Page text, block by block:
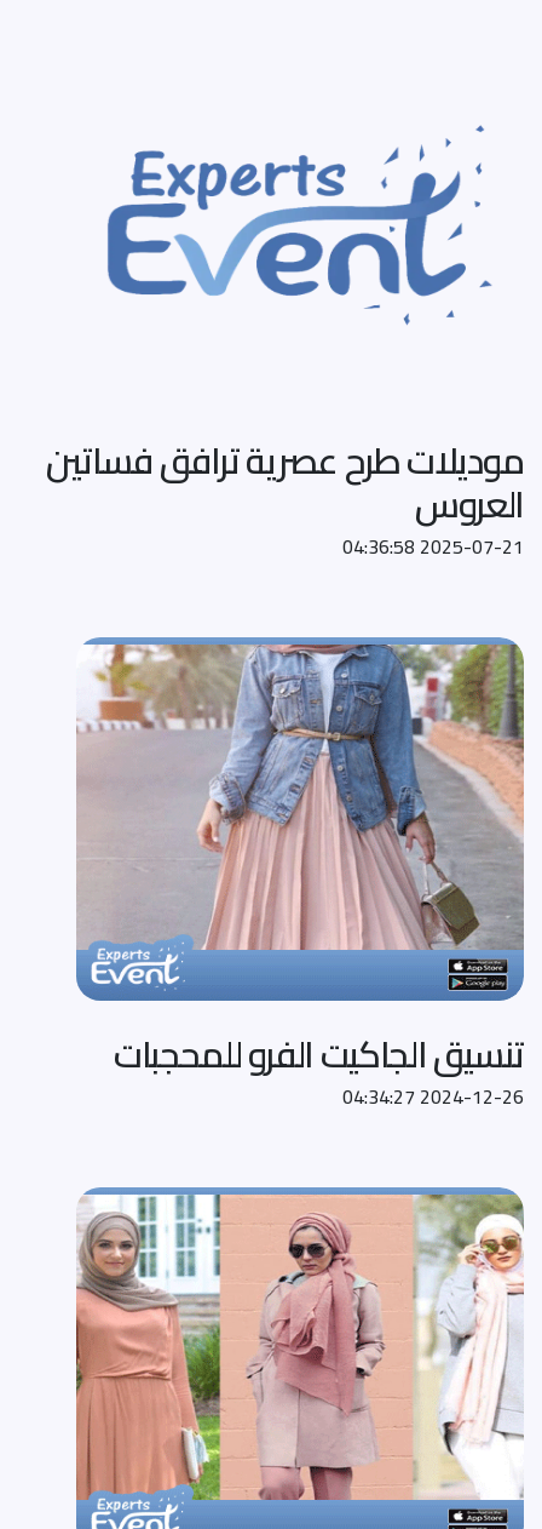
موديلات طرح عصرية ترافق فساتين
العروس
2025-07-21 04:36:58
تنسيق الجاكيت الفرو للمحجبات
2024-12-26 04:34:27